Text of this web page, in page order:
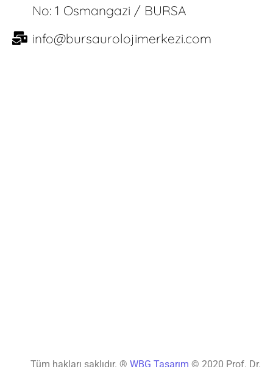
No: 1 Osmangazi / BURSA
info@bursaurolojimerkezi.com
Tüm hakları saklıdır. ® WBG Tasarım © 2020 Prof. Dr.